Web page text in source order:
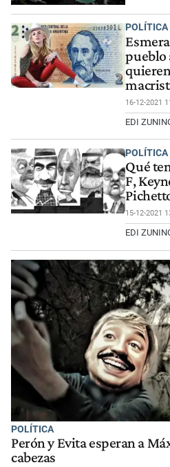
POLÍTICA
pueblo
16-12-2021
EDI
POLÍTICA
Qué
F,
15-12-2021
EDI
POLÍTICA
Perón y Evita esperan a
cabezas